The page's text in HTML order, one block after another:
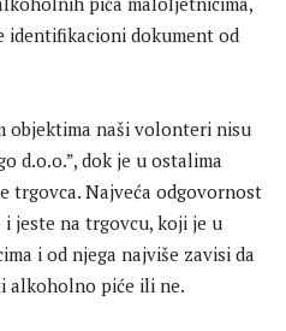
identifikacioni dokument od
objektima naši volonteri nisu
d.o.o.”, dok je u ostalima
trgovca. Najveća odgovornost
jeste na trgovcu, koji je u
i od njega najviše zavisi da
alkoholno piće ili ne.